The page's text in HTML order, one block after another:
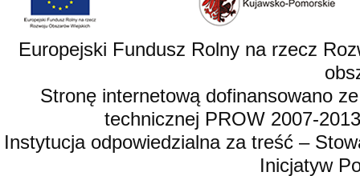
Europejski Fundusz Rolny na rzecz
Stronę internetową dofinansowano
technicznej PROW 2007-
Instytucja odpowiedzialna za treść –
Inicjatyw